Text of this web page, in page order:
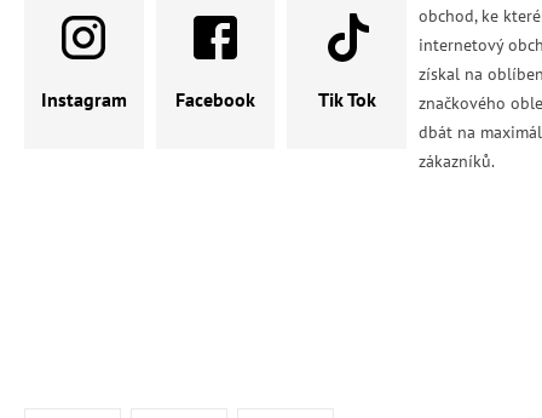
Instagram Facebook Tik Tok
obchod, ke
internetový
získal na
značkového
dbát na
zákazníků.